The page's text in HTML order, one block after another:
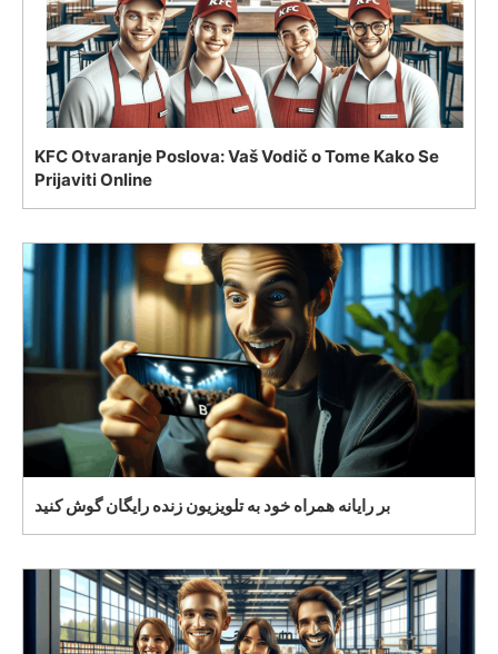
KFC Otvaranje Poslova: Vaš Vodič o Tome Kako Se
Prijaviti Online
بر رایانه همراه خود به تلویزیون زنده رایگان گوش کنید